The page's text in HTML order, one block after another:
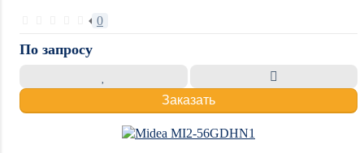
0
По запросу
Заказать